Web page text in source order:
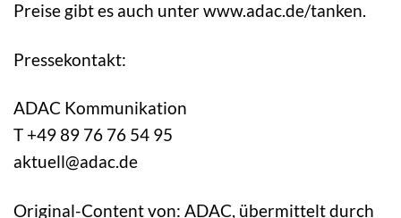
Preise gibt es auch unter www.adac.de/tanken.
Pressekontakt:
ADAC Kommunikation
T +49 89 76 76 54 95
aktuell@adac.de
Original-Content von: ADAC, übermittelt durch